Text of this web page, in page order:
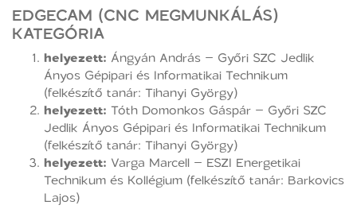
EDGECAM (CNC MEGMUNKÁLÁS)
KATEGÓRIA
helyezett: Ángyán András – Győri SZC Jedlik
Ányos Gépipari és Informatikai Technikum
(felkészítő tanár: Tihanyi György)
helyezett: Tóth Domonkos Gáspár – Győri SZC
Jedlik Ányos Gépipari és Informatikai Technikum
(felkészítő tanár: Tihanyi György)
helyezett: Varga Marcell – ESZI Energetikai
Technikum és Kollégium (felkészítő tanár: Barkovics
Lajos)